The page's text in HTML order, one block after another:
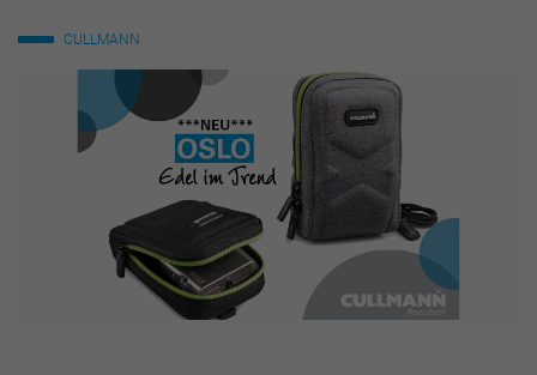
CULLMANN